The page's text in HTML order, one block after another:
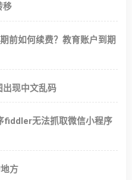
移
前如何续费？教育账户到期
现中文乱码
fiddler无法抓取微信小程序
方